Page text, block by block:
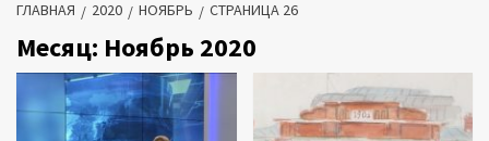
ГЛАВНАЯ 2020 НОЯБРЬ СТРАНИЦА 26
Месяц: Ноябрь 2020